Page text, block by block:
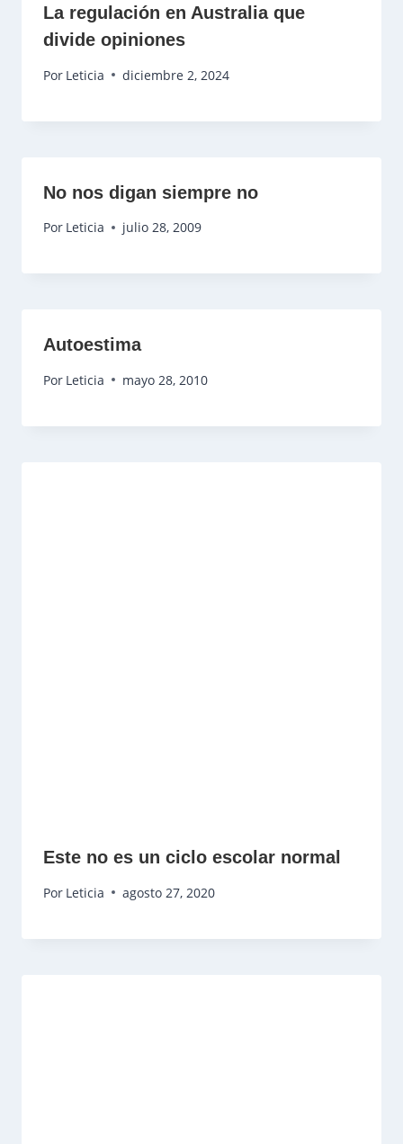
La regulación en Australia que
divide opiniones
Por Leticia diciembre 2, 2024
No nos digan siempre no
Por Leticia julio 28, 2009
Autoestima
Por Leticia mayo 28, 2010
Este no es un ciclo escolar normal
Por Leticia agosto 27, 2020